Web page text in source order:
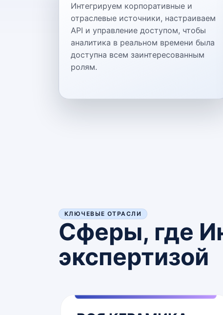
Интегрируем корпоративные и
отраслевые источники, настраиваем
API и управление доступом, чтобы
аналитика в реальном времени была
доступна всем заинтересованным
ролям.
КЛЮЧЕВЫЕ ОТРАСЛИ
Сферы, где
экспертизой